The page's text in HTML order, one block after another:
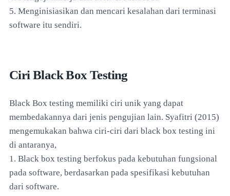
5. Menginisiasikan dan mencari kesalahan dari terminasi
software itu sendiri.
Ciri Black Box Testing
Black Box testing memiliki ciri unik yang dapat
membedakannya dari jenis pengujian lain. Syafitri (2015)
mengemukakan bahwa ciri-ciri dari black box testing ini
di antaranya,
1. Black box testing berfokus pada kebutuhan fungsional
pada software, berdasarkan pada spesifikasi kebutuhan
dari software.